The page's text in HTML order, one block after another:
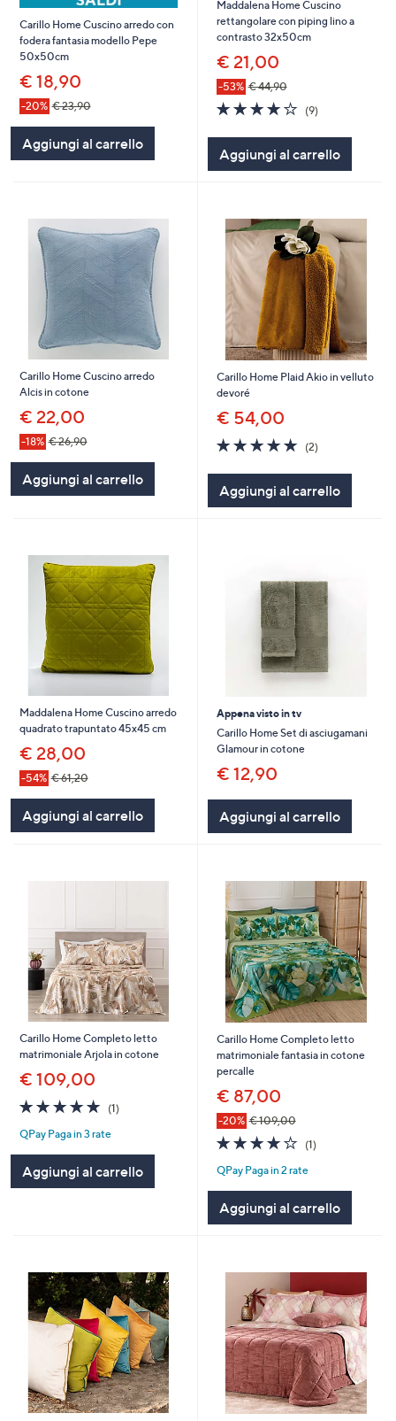
Carillo Home Cuscino arredo con
fodera fantasia modello Pepe
50x50cm
€ 18,90
-20% € 23,90
Aggiungi al carrello
Maddalena Home Cuscino
rettangolare con piping lino a
contrasto 32x50cm
€ 21,00
-53% € 44,90
3.8
of
5
Stars
(9)
Aggiungi al carrello
Carillo Home Cuscino arredo
Alcis in cotone
€ 22,00
-18% € 26,90
Aggiungi al carrello
Carillo Home Plaid Akio in velluto
devoré
€ 54,00
5.0
of
5
Stars
(2)
Aggiungi al carrello
Maddalena Home Cuscino arredo
quadrato trapuntato 45x45 cm
€ 28,00
-54% € 61,20
Aggiungi al carrello
Appena visto in tv
Carillo Home Set di asciugamani
Glamour in cotone
€ 12,90
Aggiungi al carrello
Carillo Home Completo letto
matrimoniale Arjola in cotone
€ 109,00
5.0
of
5
(1)
QPay Paga in 3 rate
Aggiungi al carrello
Carillo Home Completo letto
matrimoniale fantasia in cotone
percalle
€ 87,00
-20% € 109,00
4.0
of
5
(1)
QPay Paga in 2 rate
Aggiungi al carrello